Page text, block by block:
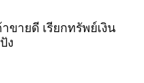
ขาย​ดี​ เรียก​ทรัพย์เงิน
ง​